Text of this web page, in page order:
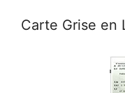
Carte Grise en